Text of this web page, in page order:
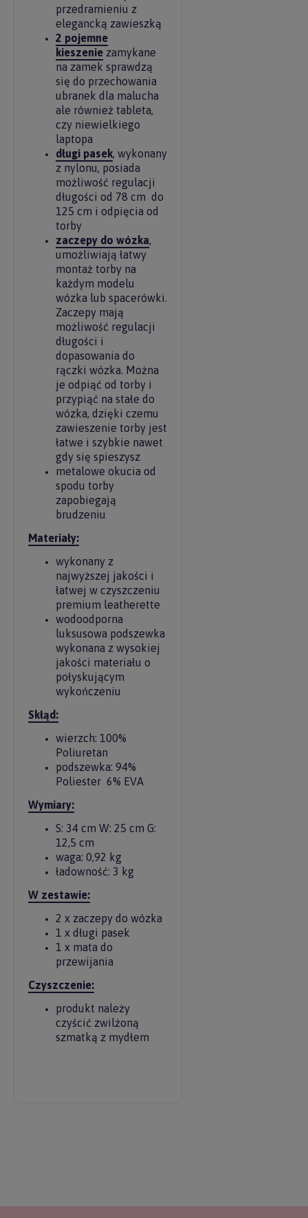
przedramieniu z
elegancką zawieszką
2 pojemne
kieszenie zamykane
na zamek sprawdzą
się do przechowania
ubranek dla malucha
ale również tableta,
czy niewielkiego
laptopa
długi pasek, wykonany
z nylonu, posiada
możliwość regulacji
długości od 78 cm do
125 cm i odpięcia od
torby
zaczepy do wózka,
umożliwiają łatwy
montaż torby na
każdym modelu
wózka lub spacerówki.
Zaczepy mają
możliwość regulacji
długości i
dopasowania do
rączki wózka. Można
je odpiąć od torby i
przypiąć na stałe do
wózka, dzięki czemu
zawieszenie torby jest
łatwe i szybkie nawet
gdy się spieszysz
metalowe okucia od
spodu torby
zapobiegają
brudzeniu
Materiały:
wykonany z
najwyższej jakości i
łatwej w czyszczeniu
premium leatherette
wodoodporna
luksusowa podszewka
wykonana z wysokiej
jakości materiału o
połyskującym
wykończeniu
Skłąd:
wierzch: 100%
Poliuretan
podszewka: 94%
Poliester 6% EVA
Wymiary:
S: 34 cm W: 25 cm G:
12,5 cm
waga: 0,92 kg
ładowność: 3 kg
W zestawie:
2 x zaczepy do wózka
1 x długi pasek
1 x mata do
przewijania
Czyszczenie:
produkt należy
czyścić zwilżoną
szmatką z mydłem